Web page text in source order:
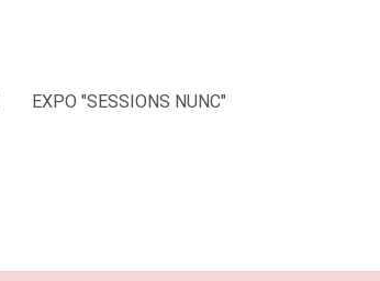
EXPO "SESSIONS NUNC"